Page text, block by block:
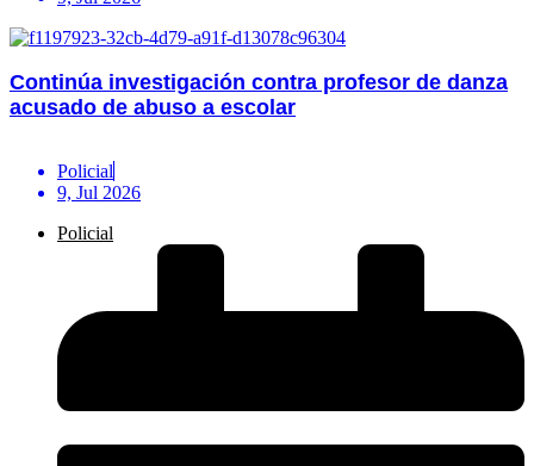
Continúa investigación contra profesor de danza
acusado de abuso a escolar
Policial
9, Jul 2026
Policial